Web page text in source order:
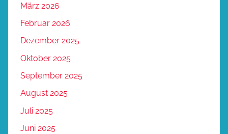
März 2026
Februar 2026
Dezember 2025
Oktober 2025
September 2025
August 2025
Juli 2025
Juni 2025